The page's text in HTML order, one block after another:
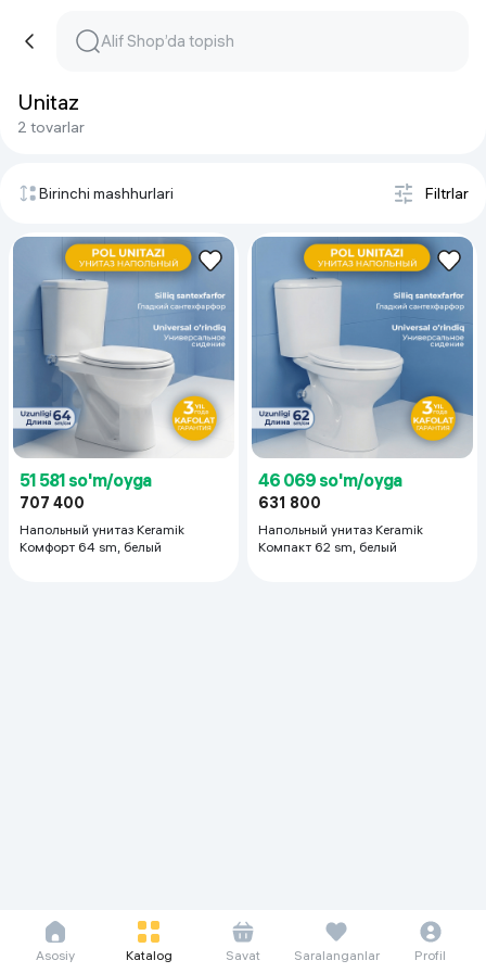
Unitaz
2 tovarlar
Birinchi mashhurlari Filtrlar
51 581 so'm/oyga
707 400
Напольный унитаз Keramik
Комфорт 64 sm, белый
46 069 so'm/oyga
631 800
Напольный унитаз Keramik
Компакт 62 sm, белый
Asosiy Katalog Savat Saralanganlar Profil